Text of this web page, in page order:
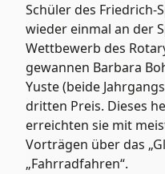
Schüler des Friedrich-
wieder einmal an der
Wettbewerb des
gewannen Barbara
Yuste (beide
dritten Preis. Dieses
erreichten sie mit
Vorträgen über das
„Fahrradfahren“.